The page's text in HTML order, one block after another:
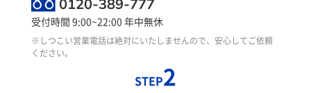
0120-389-777
受付時間 9:00~22:00 年中無休
※しつこい営業電話は絶対にいたしませんので、安心してご依頼
ください。
STEP2